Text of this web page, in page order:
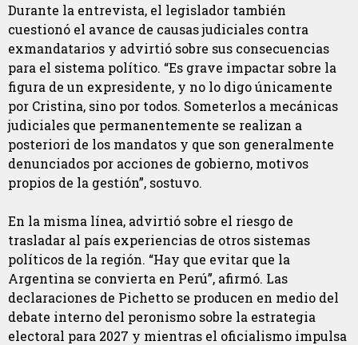
Durante la entrevista, el legislador también
cuestionó el avance de causas judiciales contra
exmandatarios y advirtió sobre sus consecuencias
para el sistema político. “Es grave impactar sobre la
figura de un expresidente, y no lo digo únicamente
por Cristina, sino por todos. Someterlos a mecánicas
judiciales que permanentemente se realizan a
posteriori de los mandatos y que son generalmente
denunciados por acciones de gobierno, motivos
propios de la gestión”, sostuvo.
En la misma línea, advirtió sobre el riesgo de
trasladar al país experiencias de otros sistemas
políticos de la región. “Hay que evitar que la
Argentina se convierta en Perú”, afirmó. Las
declaraciones de Pichetto se producen en medio del
debate interno del peronismo sobre la estrategia
electoral para 2027 y mientras el oficialismo impulsa